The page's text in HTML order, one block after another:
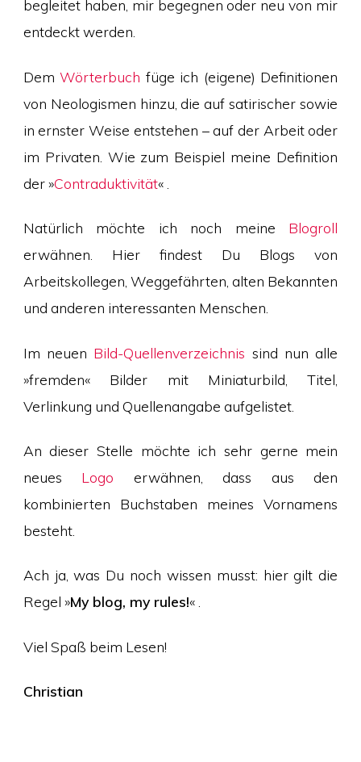
begleitet haben, mir begegnen oder neu von mir
entdeckt werden.
DemWörterbuch füge ich (eigene) Definitionen
von Neologismen hinzu, die auf satirischer sowie
in ernster Weise entstehen – auf der Arbeit oder
im Privaten. Wie zum Beispiel meine Definition
der »Contraduktivität« .
Natürlich möchte ich noch meine Blogroll
erwähnen. Hier findest Du Blogs von
Arbeitskollegen, Weggefährten, alten Bekannten
und anderen interessanten Menschen.
Im neuen Bild-Quellenverzeichnis sind nun alle
»fremden« Bilder mit Miniaturbild, Titel,
Verlinkung und Quellenangabe aufgelistet.
An dieser Stelle möchte ich sehr gerne mein
neues Logo erwähnen, dass aus den
kombinierten Buchstaben meines Vornamens
besteht.
Ach ja, was Du noch wissen musst: hier gilt die
Regel »My blog, my rules!« .
Viel Spaß beim Lesen!
Christian